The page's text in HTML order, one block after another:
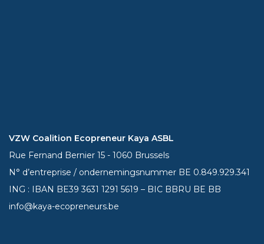
VZW Coalition Ecopreneur Kaya ASBL
Rue Fernand Bernier 15 - 1060 Brussels
N° d’entreprise / ondernemingsnummer BE 0.849.929.341
ING : IBAN BE393631 1291 5619 – BIC BBRU BE BB
info@kaya-ecopreneurs.be